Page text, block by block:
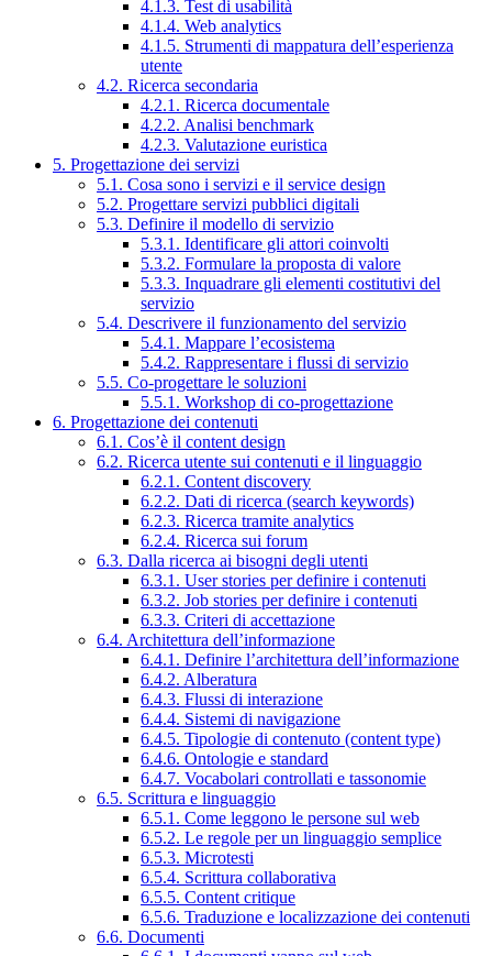
4.1.3. Test di usabilità
4.1.4. Web analytics
4.1.5. Strumenti di mappatura dell’esperienza
utente
4.2. Ricerca secondaria
4.2.1. Ricerca documentale
4.2.2. Analisi benchmark
4.2.3. Valutazione euristica
5. Progettazione dei servizi
5.1. Cosa sono i servizi e il service design
5.2. Progettare servizi pubblici digitali
5.3. Definire il modello di servizio
5.3.1. Identificare gli attori coinvolti
5.3.2. Formulare la proposta di valore
5.3.3. Inquadrare gli elementi costitutivi del
servizio
5.4. Descrivere il funzionamento del servizio
5.4.1. Mappare l’ecosistema
5.4.2. Rappresentare i flussi di servizio
5.5. Co-progettare le soluzioni
5.5.1. Workshop di co-progettazione
6. Progettazione dei contenuti
6.1. Cos’è il content design
6.2. Ricerca utente sui contenuti e il linguaggio
6.2.1. Content discovery
6.2.2. Dati di ricerca (search keywords)
6.2.3. Ricerca tramite analytics
6.2.4. Ricerca sui forum
6.3. Dalla ricerca ai bisogni degli utenti
6.3.1. User stories per definire i contenuti
6.3.2. Job stories per definire i contenuti
6.3.3. Criteri di accettazione
6.4. Architettura dell’informazione
6.4.1. Definire l’architettura dell’informazione
6.4.2. Alberatura
6.4.3. Flussi di interazione
6.4.4. Sistemi di navigazione
6.4.5. Tipologie di contenuto (content type)
6.4.6. Ontologie e standard
6.4.7. Vocabolari controllati e tassonomie
6.5. Scrittura e linguaggio
6.5.1. Come leggono le persone sul web
6.5.2. Le regole per un linguaggio semplice
6.5.3. Microtesti
6.5.4. Scrittura collaborativa
6.5.5. Content critique
6.5.6. Traduzione e localizzazione dei contenuti
6.6. Documenti